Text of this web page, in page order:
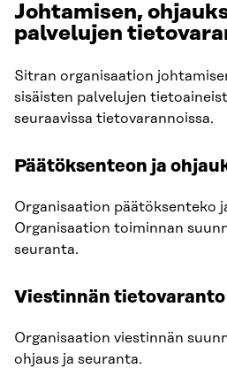
Johtamisen,
palvelujen
Sitran organisaation
sisäisten palvelujen
seuraavissa tietovarannoissa.
Päätöksenteon ja
Organisaation päätöksenteko
Organisaation toiminnan
seuranta.
Viestinnän tietovaranto
Organisaation viestinnän
ohjaus ja seuranta.